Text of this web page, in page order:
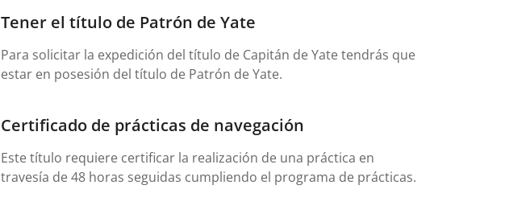
Tener el título de Patrón de Yate
Para solicitar la expedición del título de Capitán de Yate tendrás que
estar en posesión del título de Patrón de Yate.
Certificado de prácticas de navegación
Este título requiere certificar la realización de una práctica en
travesía de 48 horas seguidas cumpliendo el programa de prácticas.